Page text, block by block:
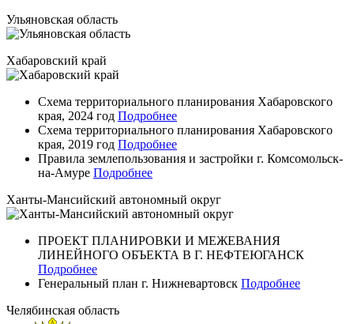
Ульяновская область
Хабаровский край
Схема территориального планирования Хабаровского
края, 2024 год Подробнее
Схема территориального планирования Хабаровского
края, 2019 год Подробнее
Правила землепользования и застройки г. Комсомольск-
на-Амуре Подробнее
Ханты-Мансийский автономный округ
ПРОЕКТ ПЛАНИРОВКИ И МЕЖЕВАНИЯ
ЛИНЕЙНОГО ОБЪЕКТА В Г. НЕФТЕЮГАНСК
Подробнее
Генеральный план г. Нижневартовск Подробнее
Челябинская область